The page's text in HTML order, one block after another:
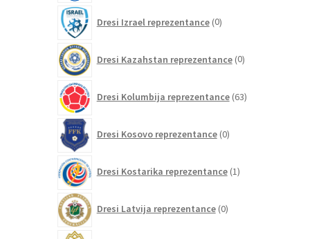
Dresi Izrael reprezentance 0izdelkov
Dresi Kazahstan reprezentance 0izdelkov
Dresi Kolumbija reprezentance 63izdelkov
Dresi Kosovo reprezentance 0izdelkov
Dresi Kostarika reprezentance 1izdelek
Dresi Latvija reprezentance 0izdelkov